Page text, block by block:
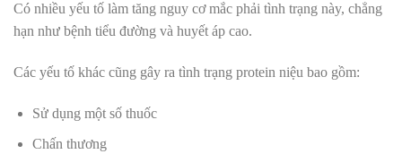
Có nhiều yếu tố làm tăng nguy cơ mắc phải tình trạng này, chẳng
hạn như bệnh tiểu đường và huyết áp cao.
Các yếu tố khác cũng gây ra tình trạng protein niệu bao gồm:
Sử dụng một số thuốc
Chấn thương